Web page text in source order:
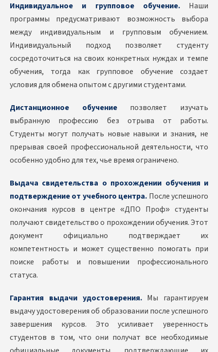
Индивидуальное и групповое обучение.Наши
программы предусматривают возможность выбора
между индивидуальным и групповым обучением.
Индивидуальный подход позволяет студенту
сосредоточиться на своих конкретных нуждах и темпе
обучения, тогда как групповое обучение создает
условия для обмена опытом с другими студентами.
Дистанционное обучениепозволяет изучать
выбранную профессию без отрыва от работы.
Студенты могут получать новые навыки и знания, не
прерывая своей профессиональной деятельности, что
особенно удобно для тех, чье время ограничено.
Выдача свидетельства о прохождении обучения и
подтверждение от учебного центра. После успешного
окончания курсов в центре «ДПО Проф» студенты
получают свидетельство о прохождении обучения. Этот
документ официально подтверждает их
компетентность и может существенно помогать при
поиске работы и повышении профессионального
статуса.
Гарантия выдачи удостоверения.Мы гарантируем
выдачу удостоверения об образовании после успешного
завершения курсов. Это усиливает уверенность
студентов в том, что они получат все необходимые